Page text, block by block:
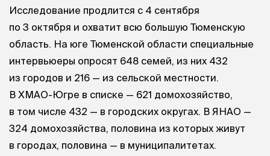
Исследование продлится с 4 сентября
по 3 октября и охватит всю большую Тюменскую
область. На юге Тюменской области специальные
интервьюеры опросят 648 семей, из них 432
из городов и 216 — из сельской местности.
В ХМАО-Югре в списке — 621 домохозяйство,
в том числе 432 — в городских округах. В ЯНАО —
324 домохозяйства, половина из которых живут
в городах, половина — в муниципалитетах.